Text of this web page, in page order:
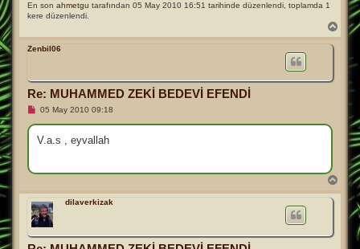
m
e
a
j
En son ahmetgu tarafından 05 May 2010 16:51 tarihinde düzenlendi, toplamda 1
kere düzenlendi.
a
Zenbil06
Re: MUHAMMED ZEKİ BEDEVİ EFENDİ
O
u
n
ı
m
e
s
a
j
05 May 2010 09:18
V.a.s , eyvallah
dilaverkizak